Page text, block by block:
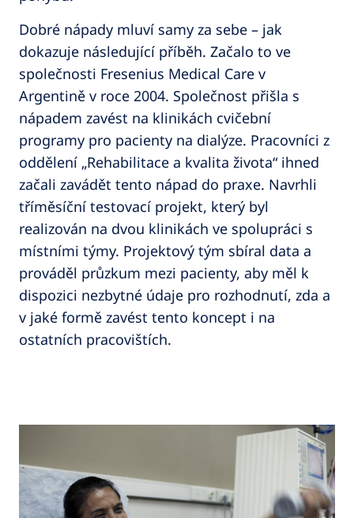
Dobré nápady mluví samy za sebe – jak
dokazuje následující příběh. Začalo to ve
společnosti Fresenius Medical Care v
Argentině v roce 2004. Společnost přišla s
nápadem zavést na klinikách cvičební
programy pro pacienty na dialýze. Pracovníci z
oddělení „Rehabilitace a kvalita života“ ihned
začali zavádět tento nápad do praxe. Navrhli
tříměsíční testovací projekt, který byl
realizován na dvou klinikách ve spolupráci s
místními týmy. Projektový tým sbíral data a
prováděl průzkum mezi pacienty, aby měl k
dispozici nezbytné údaje pro rozhodnutí, zda a
v jaké formě zavést tento koncept i na
ostatních pracovištích.